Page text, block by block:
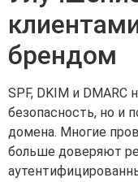
брендом
SPF, DKIM и
безопасность, но
домена. Многие
больше доверяют